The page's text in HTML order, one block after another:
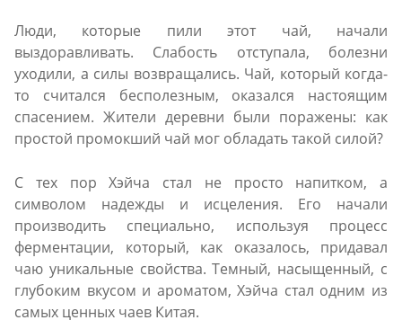
Люди, которые пили этот чай, начали
выздоравливать. Слабость отступала, болезни
уходили, а силы возвращались. Чай, который когда-
то считался бесполезным, оказался настоящим
спасением. Жители деревни были поражены: как
простой промокший чай мог обладать такой силой?
С тех пор Хэйча стал не просто напитком, а
символом надежды и исцеления. Его начали
производить специально, используя процесс
ферментации, который, как оказалось, придавал
чаю уникальные свойства. Темный, насыщенный, с
глубоким вкусом и ароматом, Хэйча стал одним из
самых ценных чаев Китая.